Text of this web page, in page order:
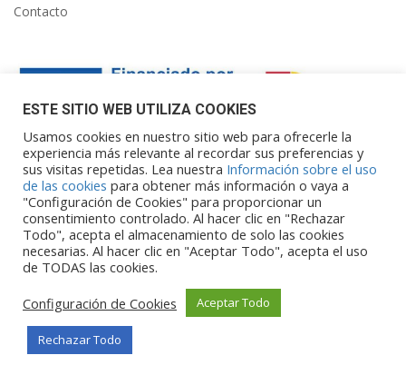
Contacto
Financiado por la Unión Europea – NextGenerationEU. Sin
embargo, los puntos de vista y las
opiniones expresadas son únicamente los del autor o autores y
no reflejan necesariamente los de
la Unión Europea o la Comisión Europea. Ni la Unión Europea ni
la Comisión Europea pueden ser
consideradas responsables de las mismas.
ESTE SITIO WEB UTILIZA COOKIES
Usamos cookies en nuestro sitio web para ofrecerle la
experiencia más relevante al recordar sus preferencias y
sus visitas repetidas. Lea nuestra Información sobre el uso
de las cookies para obtener más información o vaya a
"Configuración de Cookies" para proporcionar un
consentimiento controlado. Al hacer clic en "Rechazar
Todo", acepta el almacenamiento de solo las cookies
necesarias. Al hacer clic en "Aceptar Todo", acepta el uso
de TODAS las cookies.
Configuración de Cookies
Aceptar Todo
Rechazar Todo